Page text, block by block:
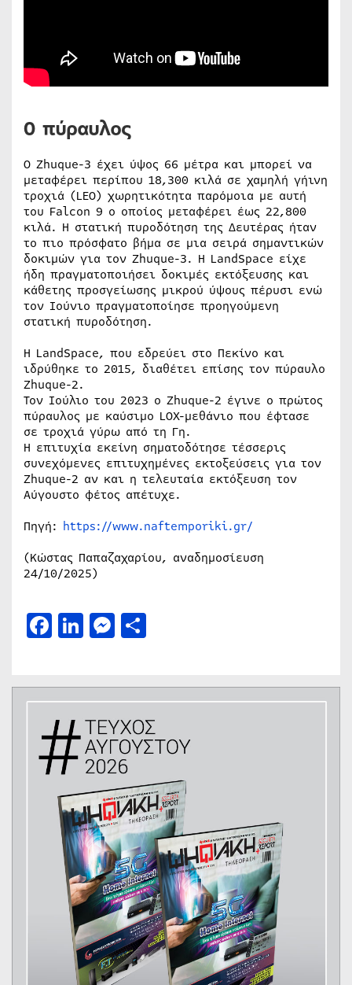
Ο πύραυλος
Ο Zhuque-3 έχει ύψος 66 μέτρα και μπορεί να
μεταφέρει περίπου 18,300 κιλά σε χαμηλή γήινη
τροχιά (LEO) χωρητικότητα παρόμοια με αυτή
του Falcon 9 ο οποίος μεταφέρει έως 22,800
κιλά. Η στατική πυροδότηση της Δευτέρας ήταν
το πιο πρόσφατο βήμα σε μια σειρά σημαντικών
δοκιμών για τον Zhuque-3. Η LandSpace είχε
ήδη πραγματοποιήσει δοκιμές εκτόξευσης και
κάθετης προσγείωσης μικρού ύψους πέρυσι ενώ
τον Ιούνιο πραγματοποίησε προηγούμενη
στατική πυροδότηση.
Η LandSpace, που εδρεύει στο Πεκίνο και
ιδρύθηκε το 2015, διαθέτει επίσης τον πύραυλο
Zhuque-2.
Τον Ιούλιο του 2023 ο Zhuque-2 έγινε ο πρώτος
πύραυλος με καύσιμο LOX-μεθάνιο που έφτασε
σε τροχιά γύρω από τη Γη.
Η επιτυχία εκείνη σηματοδότησε τέσσερις
συνεχόμενες επιτυχημένες εκτοξεύσεις για τον
Zhuque-2 αν και η τελευταία εκτόξευση τον
Αύγουστο φέτος απέτυχε.
Πηγή: https://www.naftemporiki.gr/
(Κώστας Παπαζαχαρίου, αναδημοσίευση
24/10/2025)
Facebook
LinkedIn
Messenger